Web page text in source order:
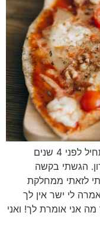
החלום על "אבא ובן עושים את רומא" התחיל לפני 4 שנים
הגשתי בקשה
לזאתי ממחלקת
לי ישר אין לך
אני אומרת לך! ואני